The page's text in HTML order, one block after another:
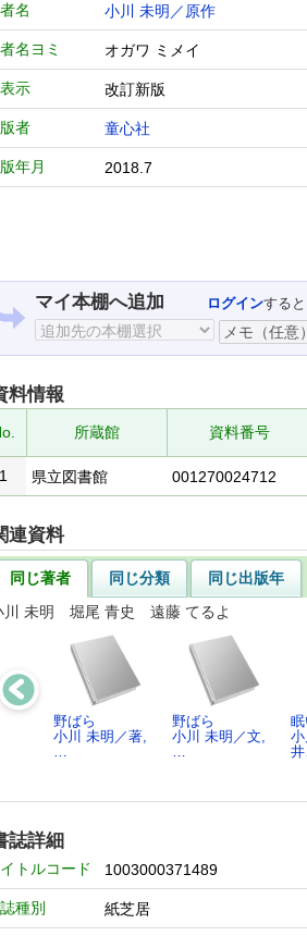
名 小川 未明／原作
名ヨミ オガワ ミメイ
示 改訂新版
者 童心社
年月 2018.7
マイ本棚へ追加 ログインする
料情報
所蔵館 資料番号
1
県立図書館 001270024712
連資料
同じ著者 同じ分類
同じ出版年
川 未明 堀尾 青史 遠藤 てるよ
野ばら
小川 未明／著,
…
野ばら
小川 未明／文,
…
誌詳細
トルコード 1003000371489
種別 紙芝居